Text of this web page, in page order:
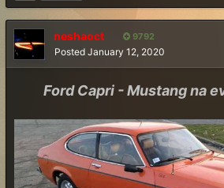
neshaoct 9792
Posted January 12, 2020
Ford Capri - Mustang na